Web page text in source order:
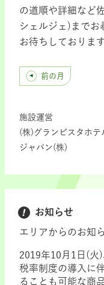
の道順や詳細など
シェルジェ)までお
お待ちしており
前の月
施設運営
(株)グランビスタホ
ジャパン(株)
お知らせ
エリアからのお知
2019年10月1日(火
税率制度の導入に
ることも可能な商